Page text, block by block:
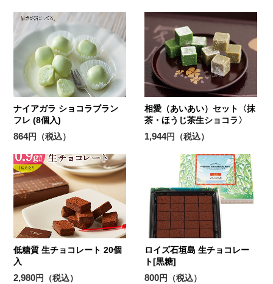
ナイアガラ ショコラブラン
フレ (8個入)
864円（税込）
相愛（あいあい）セット〈抹
茶・ほうじ茶生ショコラ〉
1,944円（税込）
低糖質 生チョコレート 20個
入
2,980円（税込）
ロイズ石垣島 生チョコレー
ト[黒糖]
800円（税込）